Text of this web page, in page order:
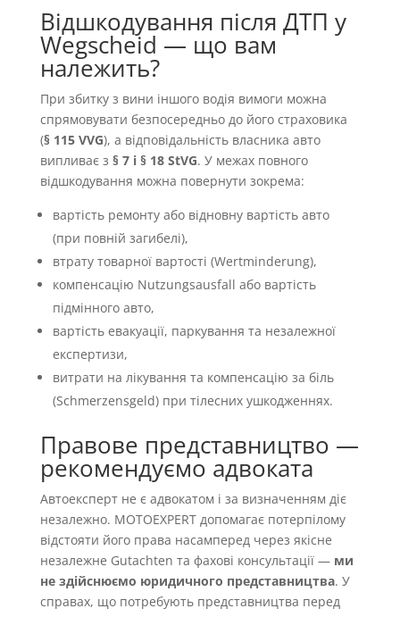
Відшкодування після ДТП у
Wegscheid — що вам
належить?
При збитку з вини іншого водія вимоги можна
спрямовувати безпосередньо до його страховика
(§ 115 VVG), а відповідальність власника авто
випливає з § 7 і § 18 StVG. У межах повного
відшкодування можна повернути зокрема:
вартість ремонту або відновну вартість авто
(при повній загибелі),
втрату товарної вартості (Wertminderung),
компенсацію Nutzungsausfall або вартість
підмінного авто,
вартість евакуації, паркування та незалежної
експертизи,
витрати на лікування та компенсацію за біль
(Schmerzensgeld) при тілесних ушкодженнях.
Правове представництво —
рекомендуємо адвоката
Автоексперт не є адвокатом і за визначенням діє
незалежно. MOTOEXPERT допомагає потерпілому
відстояти його права насамперед через якісне
незалежне Gutachten та фахові консультації — ми
не здійснюємо юридичного представництва. У
справах, що потребують представництва перед